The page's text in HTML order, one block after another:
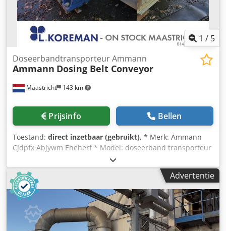
1 / 5
Maastricht 143 km
Doseerbandtransporteur Ammann
Ammann Dosing Belt Conveyor
Prijsinfo Bellen
Toestand: direct inzetbaar (gebruikt), * Merk: Ammann
Cjdpfx Abjywm Eheherf * Model: doseerband transporteur
* Type: Zware uitvoering * A-A lengte: 3100 mm *
Bandbreedte: 1200 mm * Aandrijving: 15 kW tandwielkast
* Op voorraad: 2 stuks.
Advertentie